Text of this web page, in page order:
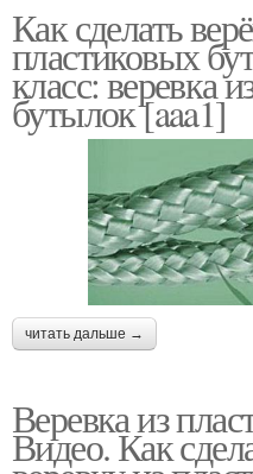
Как сделать
пластиковых
класс: веревка
бутылок [aaa1]
читать дальше →
Веревка из
Видео. Как